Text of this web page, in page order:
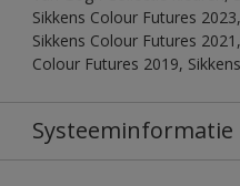
Sikkens Colour Futures
Sikkens Colour Futures
Colour Futures 2019,
Systeeminformatie